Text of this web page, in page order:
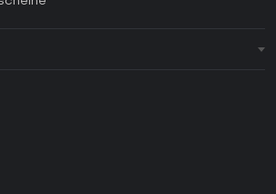
Steam CD Key?
Epic Games CD Key?
GOG CD Key?